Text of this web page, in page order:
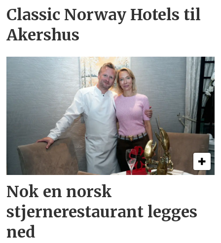
Classic Norway Hotels til
Akershus
Nok en norsk
stjernerestaurant legges
ned